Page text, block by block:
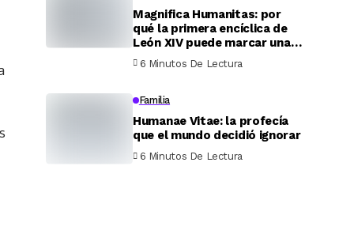
Magnifica Humanitas: por
qué la primera encíclica de
León XIV puede marcar una
época
6 Minutos De Lectura
Familia
Humanae Vitae: la profecía
que el mundo decidió ignorar
6 Minutos De Lectura